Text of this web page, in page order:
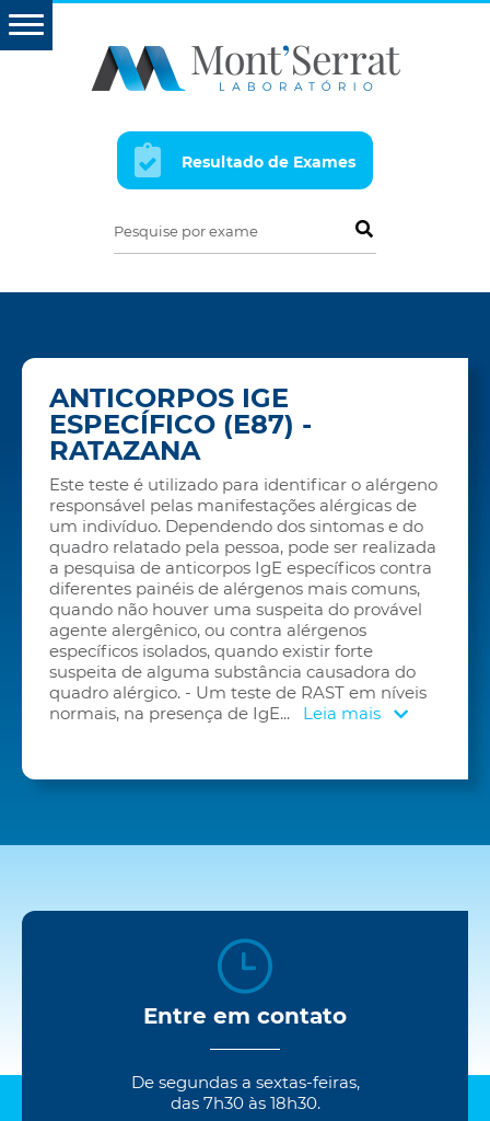
Resultado de Exames
Pesquise por exame
ANTICORPOS IGE
ESPECÍFICO (E87) -
RATAZANA
Este teste é utilizado para identificar o alérgeno
responsável pelas manifestações alérgicas de
um indivíduo. Dependendo dos sintomas e do
quadro relatado pela pessoa, pode ser realizada
a pesquisa de anticorpos IgE específicos contra
diferentes painéis de alérgenos mais comuns,
quando não houver uma suspeita do provável
agente alergênico, ou contra alérgenos
específicos isolados, quando existir forte
suspeita de alguma substância causadora do
quadro alérgico. - Um teste de RAST em níveis
normais, na presença de IgE... Leia mais
Entre em contato
De segundas a sextas-feiras,
das 7h30 às 18h30.